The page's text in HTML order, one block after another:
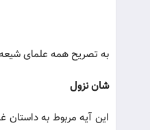
به تصریح همه علمای شیعه در کتابهای
شان نزول